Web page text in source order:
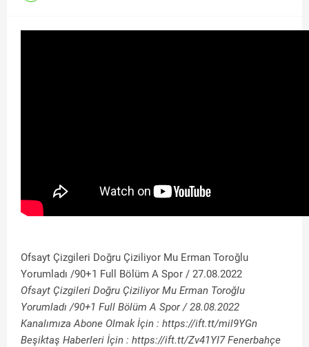
Ofsayt Çizgileri Doğru Çiziliyor Mu Erman Toroğlu
Yorumladı /90+1 Full Bölüm A Spor / 27.08.2022
Ofsayt Çizgileri Doğru Çiziliyor Mu Erman Toroğlu
Yorumladı /90+1 Full Bölüm A Spor / 28.08.2022
Kanalımıza Abone Olmak İçin : https://ift.tt/mil9YGn
Beşiktaş Haberleri İçin : https://ift.tt/Zv41YI7 Fenerbahçe